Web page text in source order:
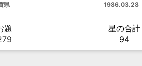
県
1986.03.28
題
星の合計
94